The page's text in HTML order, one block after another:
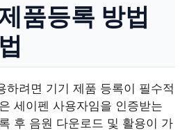
품등록 방법
하려면 기기 제품 등록이 필수적
세이펜 사용자임을 인증받는
후 음원 다운로드 및 활용이 가